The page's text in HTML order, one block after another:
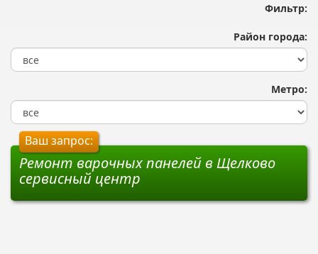
Фильтр:
Район города:
Метро:
Ваш запрос:
Ремонт варочных панелей в Щелково
сервисный центр